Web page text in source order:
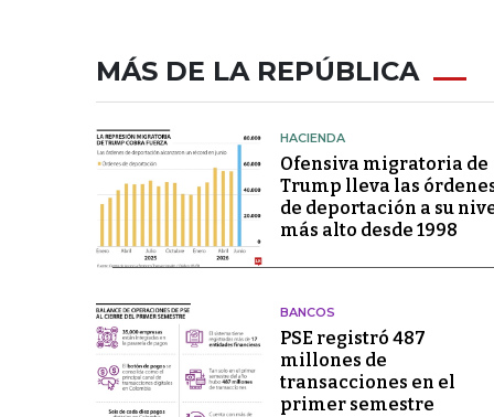
MÁS DE LA REPÚBLICA
HACIENDA
Ofensiva migratoria de
Trump lleva las
de deportación a su
más alto desde 1998
BANCOS
PSE registró 487
millones de
transacciones en el
primer semestre